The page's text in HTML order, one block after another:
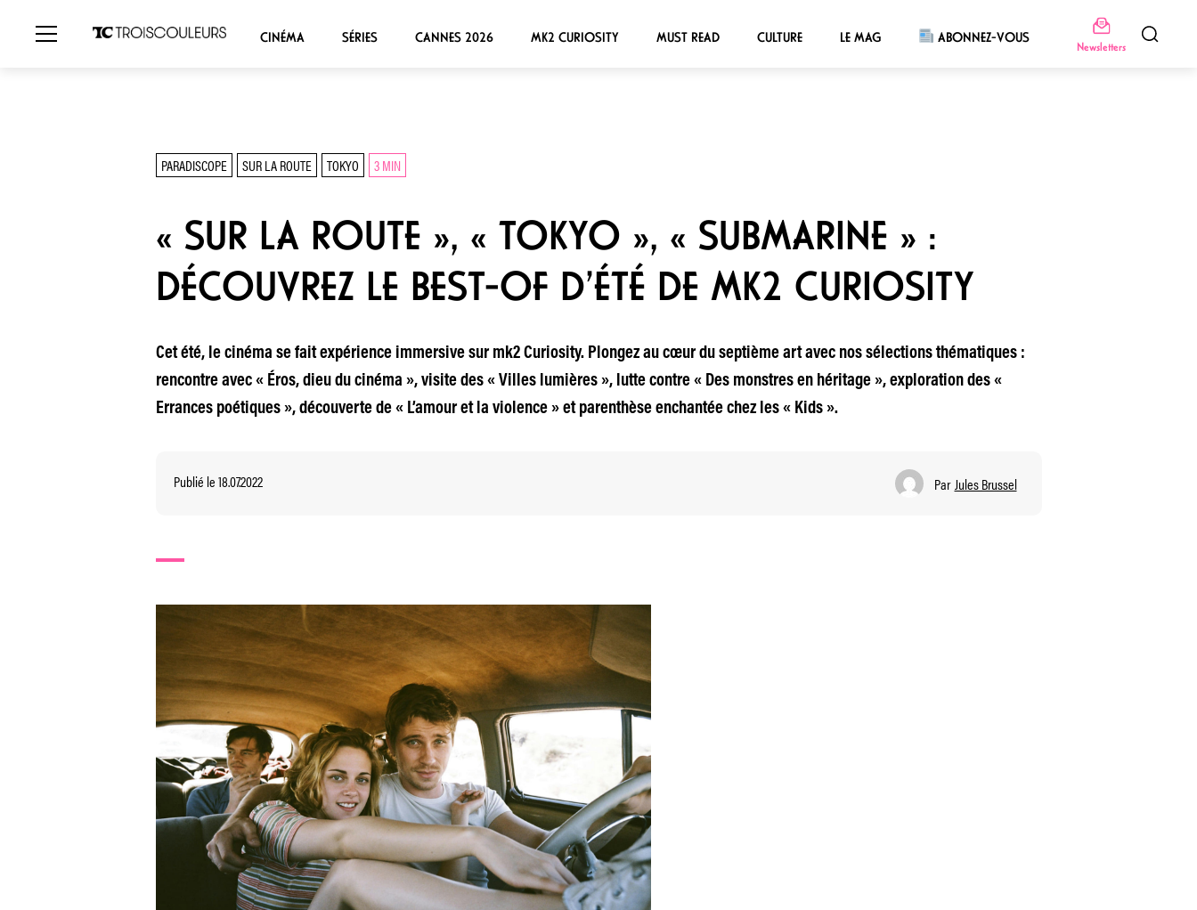
CINÉMA SÉRIES CANNES 2026 MK2 CURIOSITY MUST READ CULTURE LE MAG ABONNEZ-VOUS
Newsletters
PARADISCOPE SUR LA ROUTE TOKYO 3 MIN
« SUR LA ROUTE », « TOKYO », « SUBMARINE » :
DÉCOUVREZ LE BEST-OF D’ÉTÉ DE MK2 CURIOSITY
Cet été, le cinéma se fait expérience immersive sur mk2 Curiosity. Plongez au cœur du septième art avec nos sélections thématiques :
rencontre avec « Éros, dieu du cinéma », visite des « Villes lumières », lutte contre « Des monstres en héritage », exploration des «
Errances poétiques », découverte de « L’amour et la violence » et parenthèse enchantée chez les « Kids ».
Publié le 18.07.2022 Par Jules Brussel